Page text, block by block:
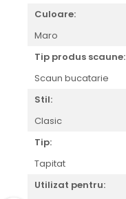
Culoare:
Maro
Tip produs scaune:
Scaun bucatarie
Stil:
Clasic
Tip:
Tapitat
Utilizat pentru: